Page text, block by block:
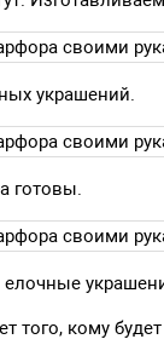
украшений.
готовы.
того, кому